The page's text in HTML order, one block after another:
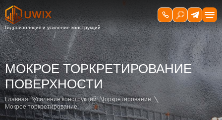
МОКРОЕ ТОРКРЕТИРОВАНИЕ
ПОВЕРХНОСТИ
Главная Усиление конструкций
Торкретирование
Мокрое торкретирование